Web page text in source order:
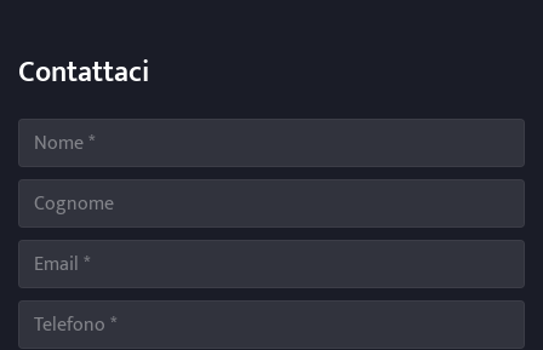
Contattaci